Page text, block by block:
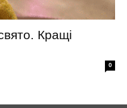
Кращі
0